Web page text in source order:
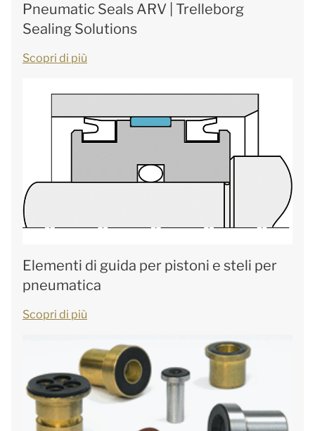
Pneumatic Seals ARV | Trelleborg
Sealing Solutions
Scopri di più
Elementi di guida per pistoni e steli per
pneumatica
Scopri di più